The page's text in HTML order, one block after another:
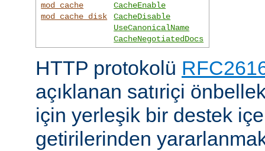
mod_cache
mod_cache_disk
CacheEnable
CacheDisable
UseCanonicalName
CacheNegotiatedDocs
HTTP protokolü
açıklanan satıriçi
için yerleşik bir destek
getirilerinden